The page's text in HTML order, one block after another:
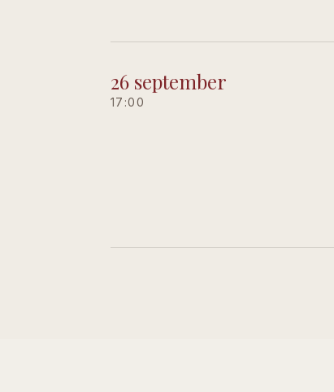
26 september
17:00